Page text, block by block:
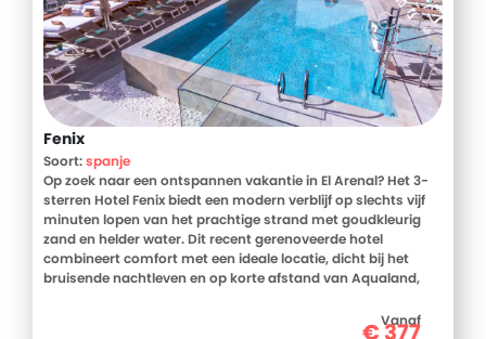
Fenix
Soort:spanje
Op zoek naar een ontspannen vakantie in El Arenal? Het 3-
sterren Hotel Fenix biedt een modern verblijf op slechts vijf
minuten lopen van het prachtige strand met goudkleurig
zand en helder water. Dit recent gerenoveerde hotel
combineert comfort met een ideale locatie, dicht bij het
bruisende nachtleven en op korte afstand van Aqualand,
van de zon, lokale attracties wilt verkennen of gewoon wilt
Vanaf
€377